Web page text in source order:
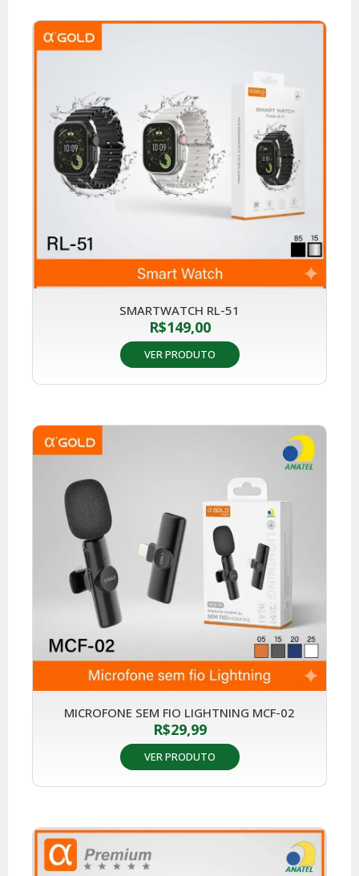
SMARTWATCH RL-51
R$149,00
VER PRODUTO
MICROFONE SEM FIO LIGHTNING MCF-02
R$29,99
VER PRODUTO